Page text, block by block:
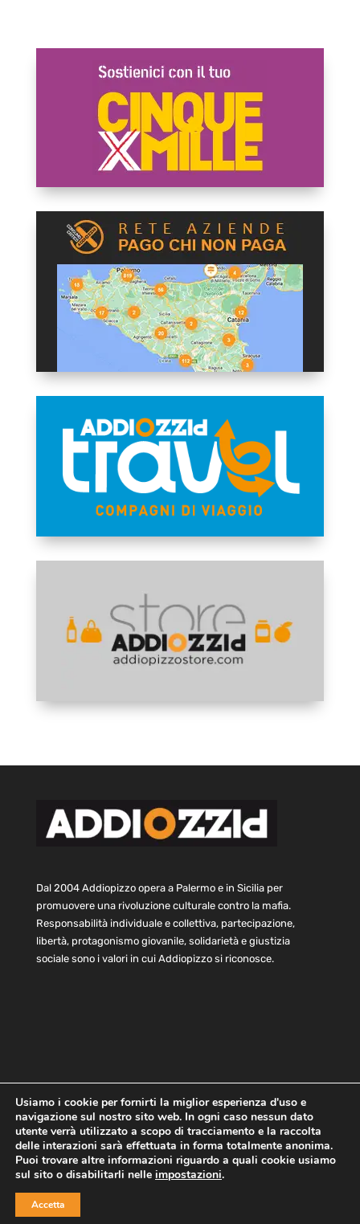
Dal 2004 Addiopizzo opera a Palermo e in Sicilia per
promuovere una rivoluzione culturale contro la mafia.
Responsabilità individuale e collettiva, partecipazione,
libertà, protagonismo giovanile, solidarietà e giustizia
sociale sono i valori in cui Addiopizzo si riconosce.
Home Statuto e bilancio
Contatti
Privacy
Cookie Child Protection Policy
Copyright © 2021 AddioPizzo | Tutti i diritti riservati | Sede
Usiamo i cookie per fornirti la miglior esperienza d'uso e
navigazione sul nostro sito web. In ogni caso nessun dato
utente verrà utilizzato a scopo di tracciamento e la raccolta
delle interazioni sarà effettuata in forma totalmente anonima.
Puoi trovare altre informazioni riguardo a quali cookie usiamo
sul sito o disabilitarli nelle impostazioni.
Accetta